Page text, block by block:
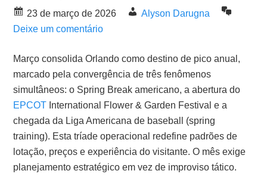
23 de março de 2026
Alyson Darugna
Deixe um comentário
Março consolida Orlando como destino de pico anual,
marcado pela convergência de três fenômenos
simultâneos: o Spring Break americano, a abertura do
EPCOT International Flower & Garden Festival e a
chegada da Liga Americana de baseball (spring
training). Esta tríade operacional redefine padrões de
lotação, preços e experiência do visitante. O mês exige
planejamento estratégico em vez de improviso tático.